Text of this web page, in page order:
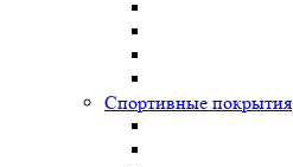
Спортивные покрытия